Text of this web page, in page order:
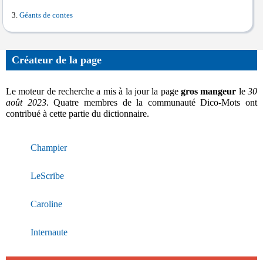
Géants de contes
Créateur de la page
Le moteur de recherche a mis à la jour la page gros mangeur le30
août 2023. Quatre membres de la communauté Dico-Mots ont
contribué à cette partie du dictionnaire.
Champier
LeScribe
Caroline
Internaute